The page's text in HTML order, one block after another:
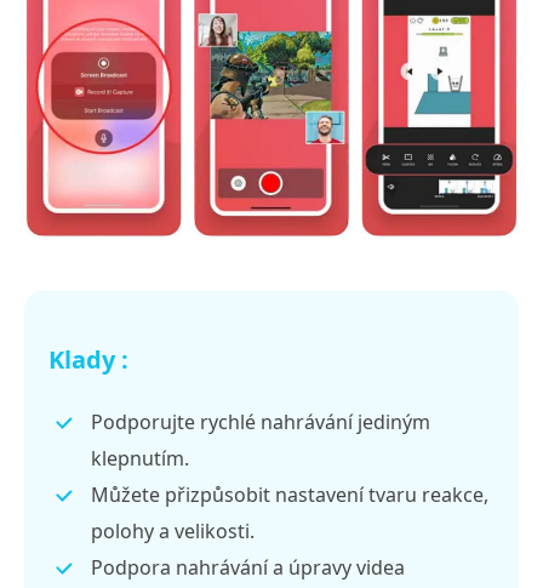
Klady :
Podporujte rychlé nahrávání jediným
klepnutím.
Můžete přizpůsobit nastavení tvaru reakce,
polohy a velikosti.
Podpora nahrávání a úpravy videa